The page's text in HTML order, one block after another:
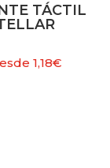
TÁCTIL
1,18€